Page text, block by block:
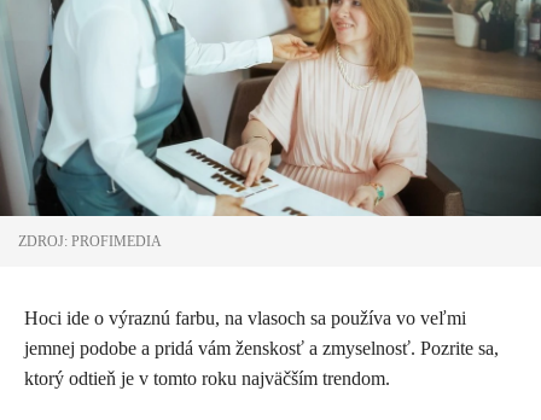
ZDROJ: PROFIMEDIA
Hoci ide o výraznú farbu, na vlasoch sa používa vo veľmi
jemnej podobe a pridá vám ženskosť a zmyselnosť. Pozrite sa,
ktorý odtieň je v tomto roku najväčším trendom.